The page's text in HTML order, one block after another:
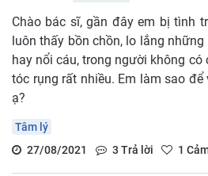
Chào bác sĩ, gần đây em bị tình
luôn thấy bồn chồn, lo lắng
hay nổi cáu, trong người không
tóc rụng rất nhiều. Em làm sao
ạ?
Tâm lý
27/08/2021
3 Trả lời 1